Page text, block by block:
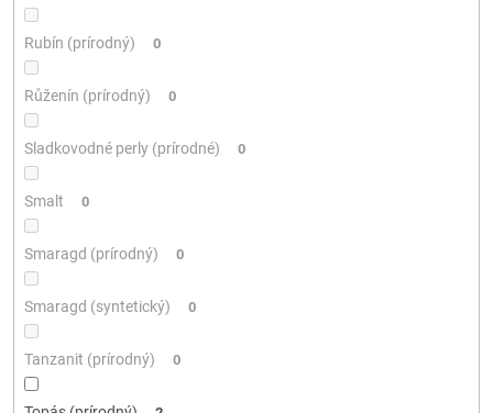
Rubín (prírodný) 0
Růženín (prírodný) 0
Sladkovodné perly (prírodné) 0
Smalt 0
Smaragd (prírodný) 0
Smaragd (syntetický) 0
Tanzanit (prírodný) 0